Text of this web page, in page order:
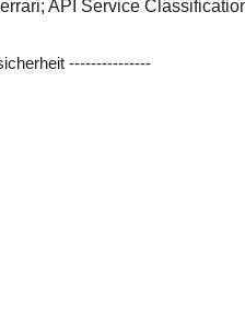
API Service
---------------